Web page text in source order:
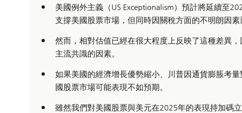
美國例外主義（US Exceptionalism）預計將延續至
支撐美國股票市場，但同時因關稅方面的不明朗因
然而，相對估值已經在很大程度上反映了這種差異
主流共識的因素。
如果美國的經濟增長優勢縮小、川普因通貨膨脹考
國股票市場可能表現不如預期。
雖然我們對美國股票與美元在2025年的表現持加碼